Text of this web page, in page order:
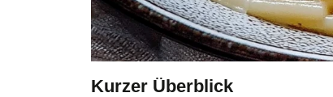
Kurzer Überblick